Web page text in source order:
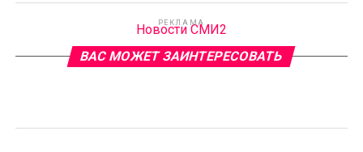
РЕКЛАМА
Новости СМИ2
ВАС МОЖЕТ ЗАИНТЕРЕСОВАТЬ